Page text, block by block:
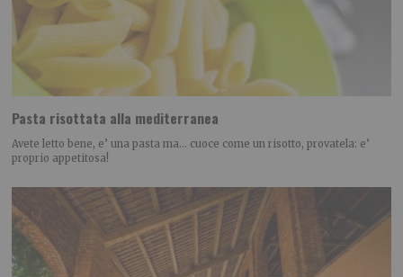
Pasta risottata alla mediterranea
Avete letto bene, e’ una pasta ma… cuoce come un risotto, provatela: e’
proprio appetitosa!